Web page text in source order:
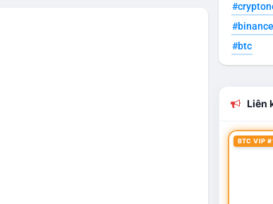
chỉ này. Nếu BTC được nạp thêm lên
dòng tiền dịch chuyển vào ví lạnh, có
#btc
Liên
BTC VIP